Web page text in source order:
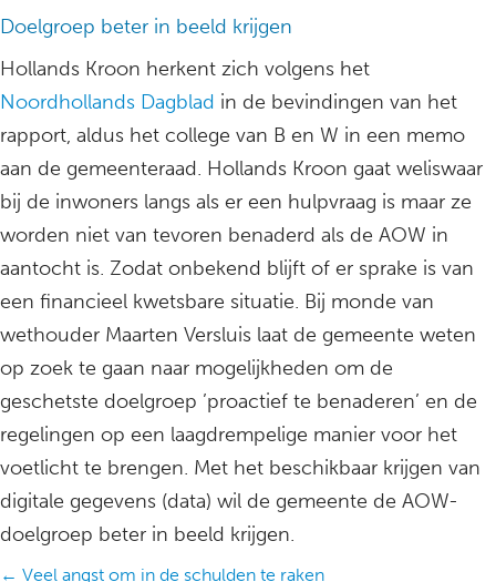
Doelgroep beter in beeld krijgen
Hollands Kroon herkent zich volgens het
Noordhollands Dagblad in de bevindingen van het
rapport, aldus het college van B en W in een memo
aan de gemeenteraad. Hollands Kroon gaat weliswaar
bij de inwoners langs als er een hulpvraag is maar ze
worden niet van tevoren benaderd als de AOW in
aantocht is. Zodat onbekend blijft of er sprake is van
een financieel kwetsbare situatie. Bij monde van
wethouder Maarten Versluis laat de gemeente weten
op zoek te gaan naar mogelijkheden om de
geschetste doelgroep ’proactief te benaderen’ en de
regelingen op een laagdrempelige manier voor het
voetlicht te brengen. Met het beschikbaar krijgen van
digitale gegevens (data) wil de gemeente de AOW-
doelgroep beter in beeld krijgen.
← Veel angst om in de schulden te raken